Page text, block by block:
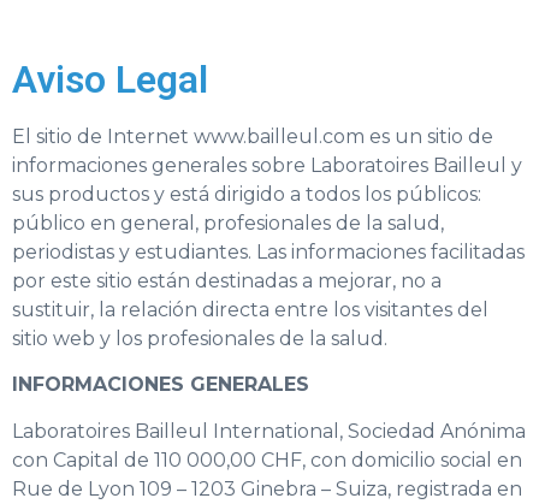
Aviso Legal
El sitio de Internet www.bailleul.com es un sitio de
informaciones generales sobre Laboratoires Bailleul y
sus productos y está dirigido a todos los públicos:
público en general, profesionales de la salud,
periodistas y estudiantes. Las informaciones facilitadas
por este sitio están destinadas a mejorar, no a
sustituir, la relación directa entre los visitantes del
sitio web y los profesionales de la salud.
INFORMACIONES GENERALES
Laboratoires Bailleul International, Sociedad Anónima
con Capital de 110 000,00 CHF, con domicilio social en
Rue de Lyon 109 – 1203 Ginebra – Suiza, registrada en